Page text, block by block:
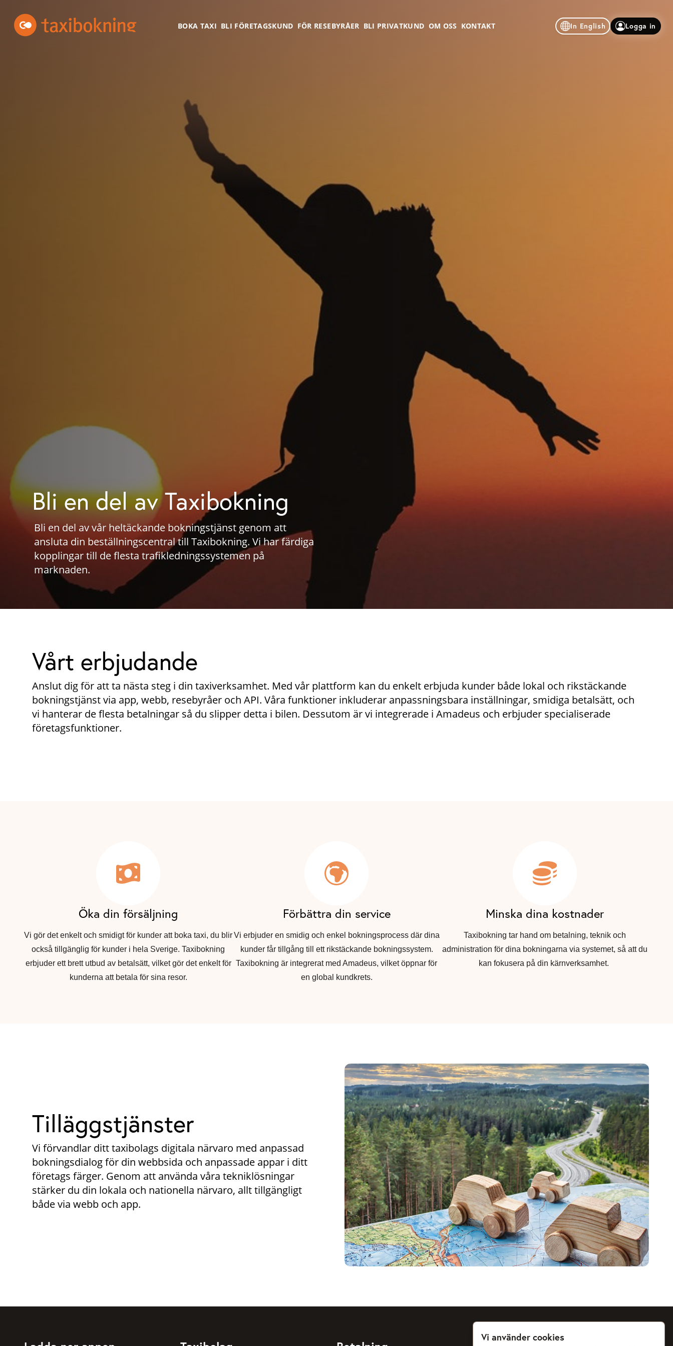
Taxibokning
Taxibokning
BOKA TAXI BLI FÖRETAGSKUND FÖR RESEBYRÅER BLI PRIVATKUND OM OSS KONTAKT In English Logga in
Bli en del av Taxibokning
Bli en del av vår heltäckande bokningstjänst genom att
ansluta din beställningscentral till Taxibokning. Vi har färdiga
kopplingar till de flesta trafikledningssystemen på
marknaden.
Vårt erbjudande
Anslut dig för att ta nästa steg i din taxiverksamhet. Med vår plattform kan du enkelt erbjuda kunder både lokal och rikstäckande
bokningstjänst via app, webb, resebyråer och API. Våra funktioner inkluderar anpassningsbara inställningar, smidiga betalsätt, och
vi hanterar de flesta betalningar så du slipper detta i bilen. Dessutom är vi integrerade i Amadeus och erbjuder specialiserade
företagsfunktioner.
Öka din försäljning
Vi gör det enkelt och smidigt för kunder att boka taxi, du blir
också tillgänglig för kunder i hela Sverige. Taxibokning
erbjuder ett brett utbud av betalsätt, vilket gör det enkelt för
kunderna att betala för sina resor.
Förbättra din service
Vi erbjuder en smidig och enkel bokningsprocess där dina
kunder får tillgång till ett rikstäckande bokningssystem.
Taxibokning är integrerat med Amadeus, vilket öppnar för
en global kundkrets.
Minska dina kostnader
Taxibokning tar hand om betalning, teknik och
administration för dina bokningarna via systemet, så att du
kan fokusera på din kärnverksamhet.
Tilläggstjänster
Vi förvandlar ditt taxibolags digitala närvaro med anpassad
bokningsdialog för din webbsida och anpassade appar i ditt
företags färger. Genom att använda våra tekniklösningar
stärker du din lokala och nationella närvaro, allt tillgängligt
både via webb och app.
Vi använder cookies